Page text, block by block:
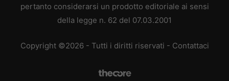
pertanto considerarsi un prodotto editoriale ai sensi
della legge n. 62 del 07.03.2001
Copyright ©2026 - Tutti i diritti riservati - Contattaci